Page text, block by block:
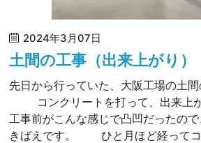
2024年3月07日
土間の工事（出来上がり）
先日から行っていた、大阪工場の土間
コンクリートを打って、出来
工事前がこんな感じで凸凹だったの
きばえです。 ひと月ほど経って